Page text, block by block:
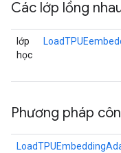
Các lớp lồng
lớp
học
Phương pháp